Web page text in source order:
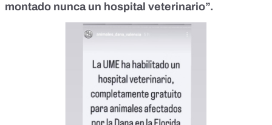
montado nunca un hospital veterinario”.